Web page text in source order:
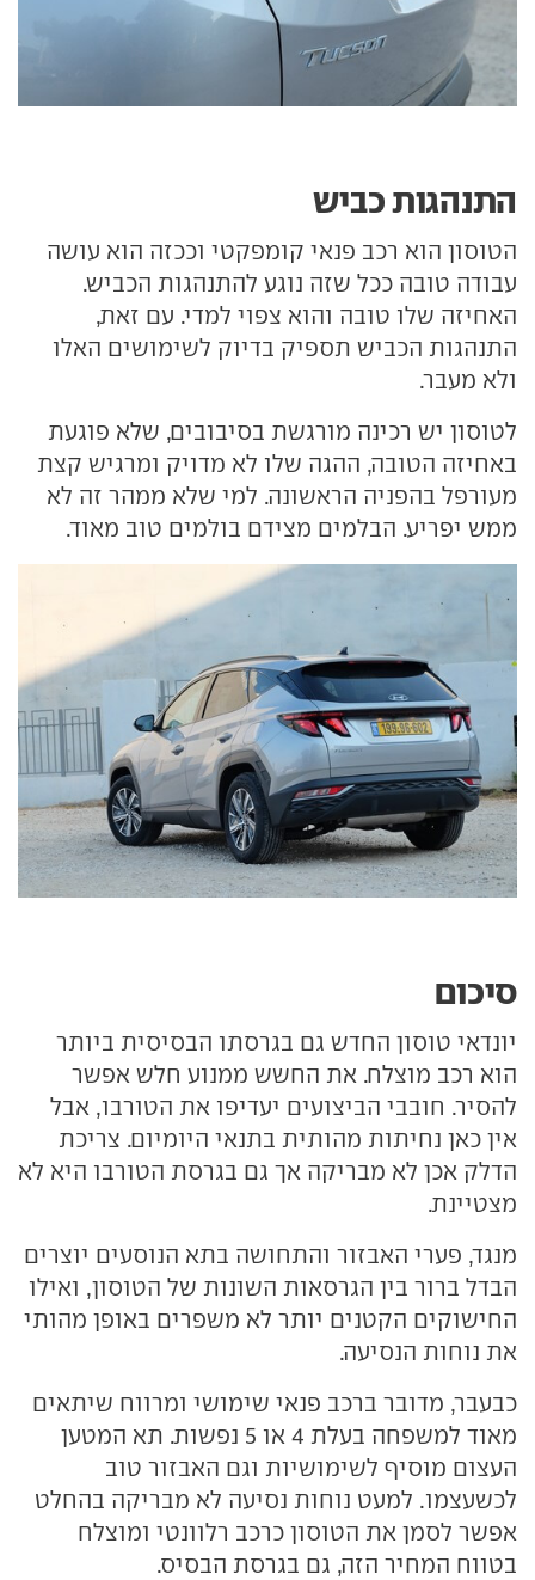
התנהגות כביש
הטוסון הוא רכב פנאי קומפקטי וככזה הוא עושה
עבודה טובה ככל שזה נוגע להתנהגות הכביש.
האחיזה שלו טובה והוא צפוי למדי. עם זאת,
התנהגות הכביש תספיק בדיוק לשימושים האלו
ולא מעבר.
לטוסון יש רכינה מורגשת בסיבובים, שלא פוגעת
באחיזה הטובה, ההגה שלו לא מדויק ומרגיש קצת
מעורפל בהפניה הראשונה. למי שלא ממהר זה לא
ממש יפריע. הבלמים מצידם בולמים טוב מאוד.
סיכום
יונדאי טוסון החדש גם בגרסתו הבסיסית ביותר
הוא רכב מוצלח. את החשש ממנוע חלש אפשר
להסיר. חובבי הביצועים יעדיפו את הטורבו, אבל
אין כאן נחיתות מהותית בתנאי היומיום. צריכת
הדלק אכן לא מבריקה אך גם בגרסת הטורבו היא לא
מצטיינת.
מנגד, פערי האבזור והתחושה בתא הנוסעים יוצרים
הבדל ברור בין הגרסאות השונות של הטוסון, ואילו
החישוקים הקטנים יותר לא משפרים באופן מהותי
את נוחות הנסיעה.
כבעבר, מדובר ברכב פנאי שימושי ומרווח שיתאים
מאוד למשפחה בעלת 4 או 5 נפשות. תא המטען
העצום מוסיף לשימושיות וגם האבזור טוב
לכשעצמו. למעט נוחות נסיעה לא מבריקה בהחלט
אפשר לסמן את הטוסון כרכב רלוונטי ומוצלח
בטווח המחיר הזה, גם בגרסת הבסיס.